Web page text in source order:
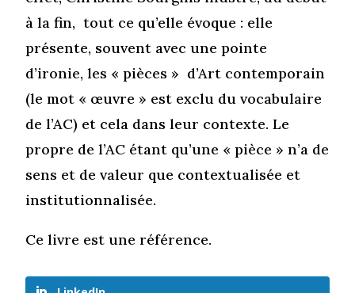
à la fin, tout ce qu’elle évoque : elle
présente, souvent avec une pointe
d’ironie, les « pièces » d’Art contemporain
(le mot « œuvre » est exclu du vocabulaire
de l’AC) et cela dans leur contexte. Le
propre de l’AC étant qu’une « pièce » n’a de
sens et de valeur que contextualisée et
institutionnalisée.
Ce livre est une référence.